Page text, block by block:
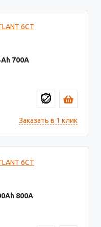
700
Заказать в 1 клик
800